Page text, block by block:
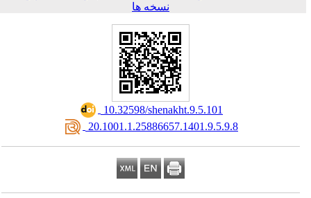
نسخه ها
‎ 10.32598/shenakht.9.5.101
‎ 20.1001.1.25886657.1401.9.5.9.8